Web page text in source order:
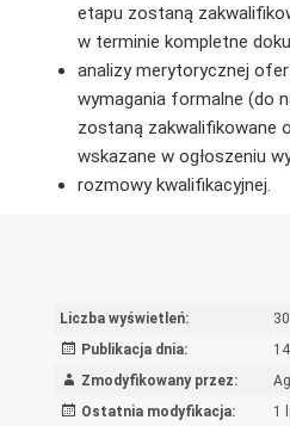
etapu zostaną
w terminie kompletne
analizy merytorycznej
wymagania formalne (do
zostaną zakwalifikowane
wskazane w ogłoszeniu
rozmowy kwalifikacyjnej.
Liczba wyświetleń:
30
Publikacja dnia:
Zmodyfikowany przez:
Ostatnia modyfikacja:
1